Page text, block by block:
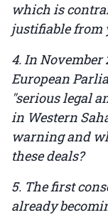
which is
justifiable from
4. In November
European
"serious legal
in Western
warning and
these deals?
5. The first
already